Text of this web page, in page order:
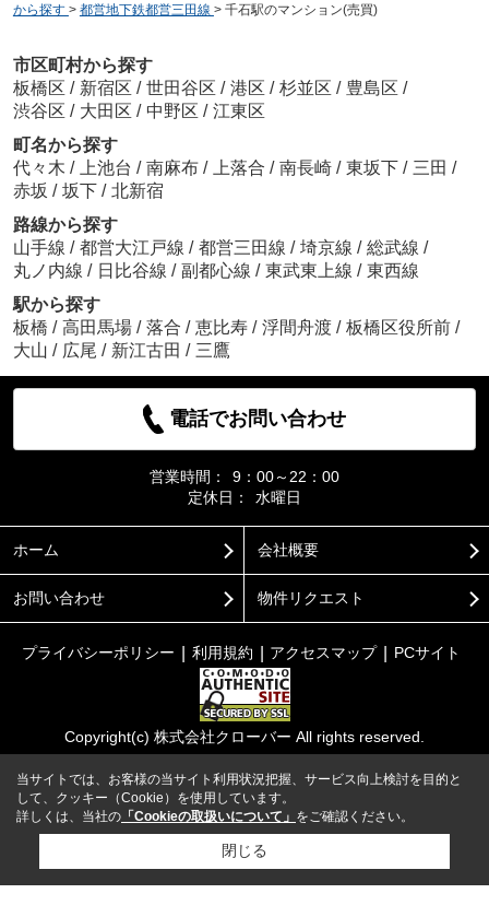
から探す > 都営地下鉄都営三田線 > 千石駅のマンション(売買)
市区町村から探す
板橋区 / 新宿区 / 世田谷区 / 港区 / 杉並区 / 豊島区 /
渋谷区 / 大田区 / 中野区 / 江東区
町名から探す
代々木 / 上池台 / 南麻布 / 上落合 / 南長崎 / 東坂下 / 三田 /
赤坂 / 坂下 / 北新宿
路線から探す
山手線 / 都営大江戸線 / 都営三田線 / 埼京線 / 総武線 /
丸ノ内線 / 日比谷線 / 副都心線 / 東武東上線 / 東西線
駅から探す
板橋 / 高田馬場 / 落合 / 恵比寿 / 浮間舟渡 / 板橋区役所前 /
大山 / 広尾 / 新江古田 / 三鷹
電話でお問い合わせ
営業時間：
9：00～22：00
定休日：
水曜日
ホーム 会社概要
お問い合わせ 物件リクエスト
プライバシーポリシー 利用規約 アクセスマップ PCサイト
Copyright(c) 株式会社クローバー All rights reserved.
当サイトでは、お客様の当サイト利用状況把握、サービス向上検討を目的と
して、クッキー（Cookie）を使用しています。
詳しくは、当社の 「Cookieの取扱いについて」 をご確認ください。
閉じる